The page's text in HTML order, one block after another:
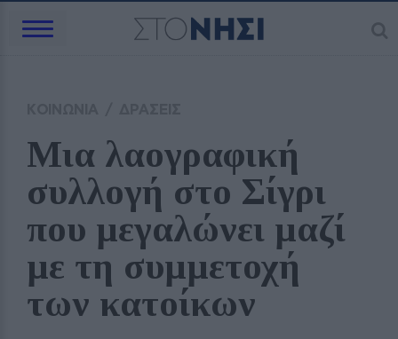
Μια λαογραφική
συλλογή στο Σίγρι
που μεγαλώνει μαζί
με τη συμμετοχή
των κατοίκων